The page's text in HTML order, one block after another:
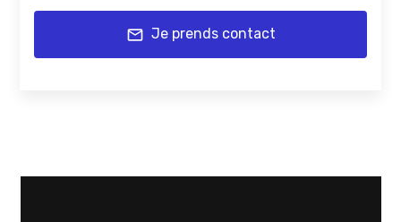
mail Je prends contact